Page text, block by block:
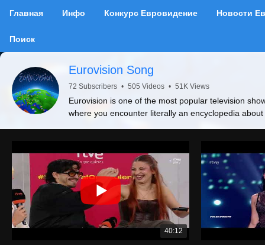
Главная Инфо Конкурс Евровидение Новости
Поиск
Eurovision Song
72 Subscribers • 505 Videos • 51K Views
Eurovision is one of the most popular television
where you encounter literally an encyclopedia
40:12